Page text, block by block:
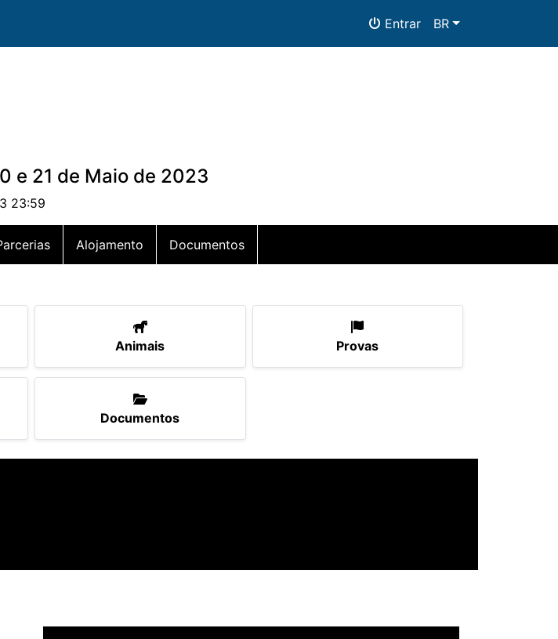
Entrar BR
e 21 de Maio de 2023
23:59
Alojamento Documentos
Animais Provas
Documentos